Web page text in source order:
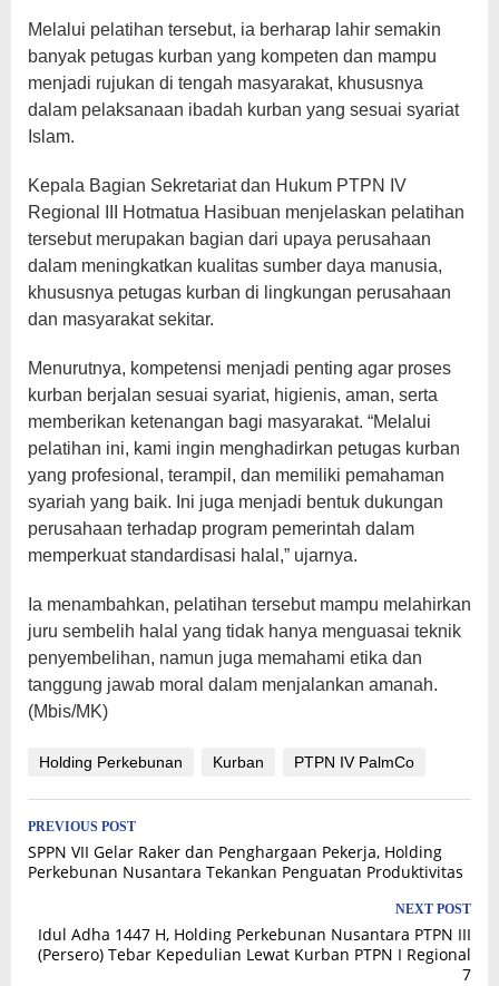
Melalui pelatihan tersebut, ia berharap lahir semakin
banyak petugas kurban yang kompeten dan mampu
menjadi rujukan di tengah masyarakat, khususnya
dalam pelaksanaan ibadah kurban yang sesuai syariat
Islam.
Kepala Bagian Sekretariat dan Hukum PTPN IV
Regional III Hotmatua Hasibuan menjelaskan pelatihan
tersebut merupakan bagian dari upaya perusahaan
dalam meningkatkan kualitas sumber daya manusia,
khususnya petugas kurban di lingkungan perusahaan
dan masyarakat sekitar.
Menurutnya, kompetensi menjadi penting agar proses
kurban berjalan sesuai syariat, higienis, aman, serta
memberikan ketenangan bagi masyarakat. “Melalui
pelatihan ini, kami ingin menghadirkan petugas kurban
yang profesional, terampil, dan memiliki pemahaman
syariah yang baik. Ini juga menjadi bentuk dukungan
perusahaan terhadap program pemerintah dalam
memperkuat standardisasi halal,” ujarnya.
Ia menambahkan, pelatihan tersebut mampu melahirkan
juru sembelih halal yang tidak hanya menguasai teknik
penyembelihan, namun juga memahami etika dan
tanggung jawab moral dalam menjalankan amanah.
(Mbis/MK)
Holding Perkebunan Kurban PTPN IV PalmCo
Post
navigation
PREVIOUS POST
SPPN VII Gelar Raker dan Penghargaan Pekerja, Holding
Perkebunan Nusantara Tekankan Penguatan Produktivitas
NEXT POST
Idul Adha 1447 H, Holding Perkebunan Nusantara PTPN III
(Persero) Tebar Kepedulian Lewat Kurban PTPN I Regional
7